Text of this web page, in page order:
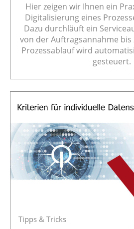
Hier zeigen wir Ihnen ein
Digitalisierung eines
Dazu durchläuft ein
von der Auftragsannahme bis
Prozessablauf wird
gesteuert.
Tipps & Tricks